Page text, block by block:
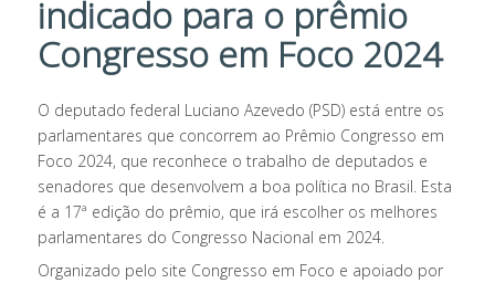
indicado para o prêmio
Congresso em Foco 2024
O deputado federal Luciano Azevedo (PSD) está entre os
parlamentares que concorrem ao Prêmio Congresso em
Foco 2024, que reconhece o trabalho de deputados e
senadores que desenvolvem a boa política no Brasil. Esta
é a 17ª edição do prêmio, que irá escolher os melhores
parlamentares do Congresso Nacional em 2024.
Organizado pelo site Congresso em Foco e apoiado por